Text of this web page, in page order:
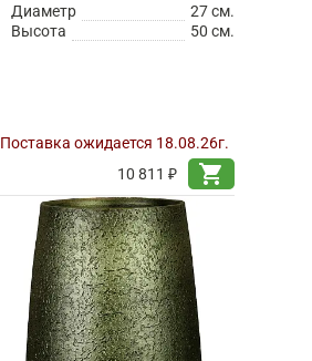
Диаметр
27 см.
Высота
50 см.
Поставка ожидается 18.08.26г.
10 811 ₽
shopping_cart